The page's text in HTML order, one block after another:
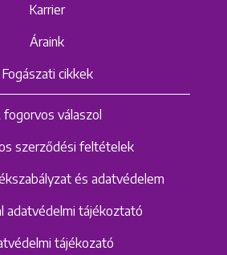
Karrier
Áraink
Fogászati cikkek
fogorvos válaszol
szerződési feltételek
és adatvédelem
adatvédelmi tájékoztató
tájékozató